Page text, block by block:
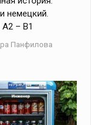
немецкий.
– B1
Панфилова